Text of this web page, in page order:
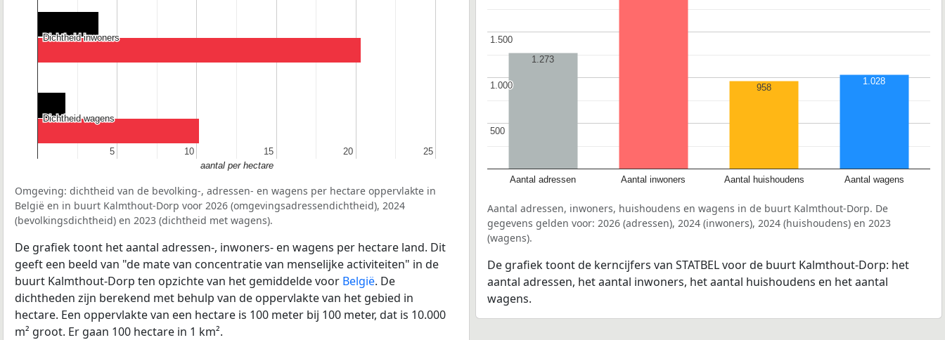
5
5 10
10 15
15 20
20 25
25
Dichtheid inwoners
Dichtheid inwoners
Dichtheid wagens
Dichtheid wagens
aantal per hectare
Omgeving: dichtheid van de bevolking-, adressen- en wagens per hectare oppervlakte in
België en in buurt Kalmthout-Dorp voor 2026 (omgevingsadressendichtheid), 2024
(bevolkingsdichtheid) en 2023 (dichtheid met wagens).
De grafiek toont het aantal adressen-, inwoners- en wagens per hectare land. Dit
geeft een beeld van "de mate van concentratie van menselijke activiteiten" in de
buurt Kalmthout-Dorp ten opzichte van het gemiddelde voor België. De
dichtheden zijn berekend met behulp van de oppervlakte van het gebied in
hectare. Een oppervlakte van een hectare is 100 meter bij 100 meter, dat is 10.000
m² groot. Er gaan 100 hectare in 1 km².
Aantal adressen Aantal inwoners Aantal huishoudens Aantal wagens
500
500
1.000
1.000
1.500
1.500
1.273
958
1.028
Aantal adressen, inwoners, huishoudens en wagens in de buurt Kalmthout-Dorp. De
gegevens gelden voor: 2026 (adressen), 2024 (inwoners), 2024 (huishoudens) en 2023
(wagens).
De grafiek toont de kerncijfers van STATBEL voor de buurt Kalmthout-Dorp: het
aantal adressen, het aantal inwoners, het aantal huishoudens en het aantal
wagens.